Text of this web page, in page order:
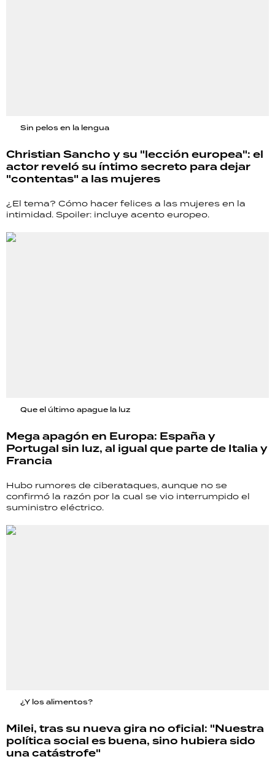
Sin pelos en la lengua
Christian Sancho y su "lección europea": el
actor reveló su íntimo secreto para dejar
"contentas" a las mujeres
¿El tema? Cómo hacer felices a las mujeres en la
intimidad. Spoiler: incluye acento europeo.
Que el último apague la luz
Mega apagón en Europa: España y
Portugal sin luz, al igual que parte de Italia y
Francia
Hubo rumores de ciberataques, aunque no se
confirmó la razón por la cual se vio interrumpido el
suministro eléctrico.
¿Y los alimentos?
Milei, tras su nueva gira no oficial: "Nuestra
política social es buena, sino hubiera sido
una catástrofe"